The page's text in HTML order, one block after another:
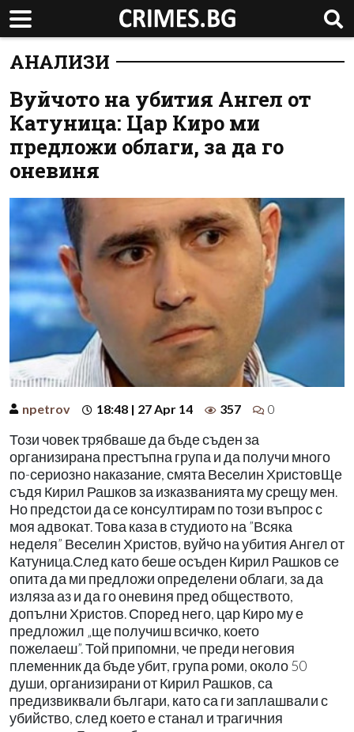
АНАЛИЗИ
Вуйчото на убития Ангел от
Катуница: Цар Киро ми
предложи облаги, за да го
оневиня
npetrov 18:48 | 27 Apr 14 357 0
Този човек трябваше да бъде съден за
организирана престъпна група и да получи много
по-сериозно наказание, смята Веселин ХристовЩе
съдя Кирил Рашков за изказванията му срещу мен.
Но предстои да се консултирам по този въпрос с
моя адвокат. Това каза в студиото на ”Всяка
неделя” Веселин Христов, вуйчо на убития Ангел от
Катуница.След като беше осъден Кирил Рашков се
опита да ми предложи определени облаги, за да
изляза аз и да го оневиня пред обществото,
допълни Христов. Според него, цар Киро му е
предложил „ще получиш всичко, което
пожелаеш”. Той припомни, че преди неговия
племенник да бъде убит, група роми, около 50
души, организирани от Кирил Рашков, са
предизвиквали българи, като са ги заплашвали с
убийство, след което е станал и трагичния